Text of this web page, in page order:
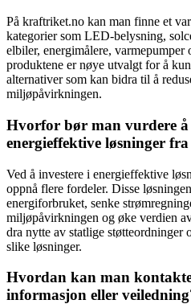
På kraftriket.no kan man finne et
kategorier som LED-belysning,
elbiler, energimålere, varmepumper
produktene er nøye utvalgt for å
alternativer som kan bidra til å
miljøpåvirkningen.
Hvorfor bør man vurdere å
energieffektive løsninger
Ved å investere i energieffektive
oppnå flere fordeler. Disse
energiforbruket, senke
miljøpåvirkningen og øke verdien
dra nytte av statlige støtteordninger
slike løsninger.
Hvordan kan man
informasjon eller